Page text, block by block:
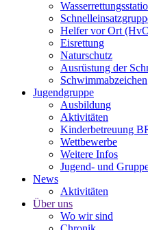
Helfer vor Ort
Eisrettung
Naturschutz
Ausrüstung der
Schwimmabzeichen
Jugendgruppe
Ausbildung
Aktivitäten
Kinderbetreuung
Wettbewerbe
Weitere Infos
Jugend- und
News
Aktivitäten
Über uns
Wo wir sind